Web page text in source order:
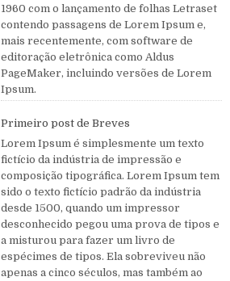
1960 com o lançamento de folhas Letraset
contendo passagens de Lorem Ipsum e,
mais recentemente, com software de
editoração eletrônica como Aldus
PageMaker, incluindo versões de Lorem
Ipsum.
Primeiro post de Breves
Lorem Ipsum é simplesmente um texto
fictício da indústria de impressão e
composição tipográfica. Lorem Ipsum tem
sido o texto fictício padrão da indústria
desde 1500, quando um impressor
desconhecido pegou uma prova de tipos e
a misturou para fazer um livro de
espécimes de tipos. Ela sobreviveu não
apenas a cinco séculos, mas também ao